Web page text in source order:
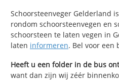
Schoorsteenveger Gelderland
rondom schoorsteenvegen en
schoorsteen te laten vegen in
laten informeren. Bel voor een
Heeft u een folder in de bus
want dan zijn wij zéér